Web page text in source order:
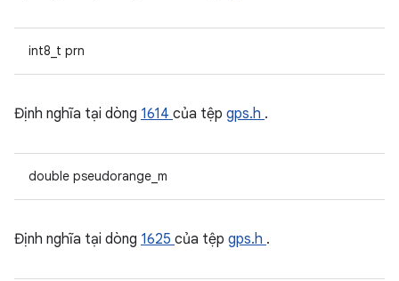
int8_t prn
Định nghĩa tại dòng 1614 của tệp gps.h .
double pseudorange_m
Định nghĩa tại dòng 1625 của tệp gps.h .